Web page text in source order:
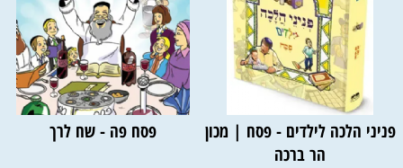
פניני הלכה לילדים - פסח | מכון
הר ברכה
פסח פה - שח לרך